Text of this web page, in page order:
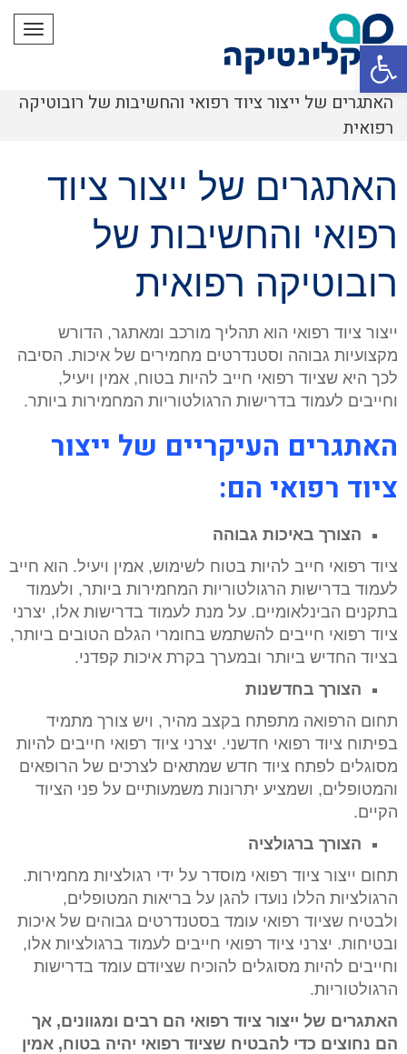
פתח סרגל נגישות
האתגרים של ייצור ציוד רפואי והחשיבות של רובוטיקה
רפואית
האתגרים של ייצור ציוד
רפואי והחשיבות של
רובוטיקה רפואית
ייצור ציוד רפואי הוא תהליך מורכב ומאתגר, הדורש
מקצועיות גבוהה וסטנדרטים מחמירים של איכות. הסיבה
לכך היא שציוד רפואי חייב להיות בטוח, אמין ויעיל,
וחייבים לעמוד בדרישות הרגולטוריות המחמירות ביותר.
האתגרים העיקריים של ייצור
ציוד רפואי הם:
הצורך באיכות גבוהה
ציוד רפואי חייב להיות בטוח לשימוש, אמין ויעיל. הוא חייב
לעמוד בדרישות הרגולטוריות המחמירות ביותר, ולעמוד
בתקנים הבינלאומיים. על מנת לעמוד בדרישות אלו, יצרני
ציוד רפואי חייבים להשתמש בחומרי הגלם הטובים ביותר,
בציוד החדיש ביותר ובמערך בקרת איכות קפדני.
הצורך בחדשנות
תחום הרפואה מתפתח בקצב מהיר, ויש צורך מתמיד
בפיתוח ציוד רפואי חדשני. יצרני ציוד רפואי חייבים להיות
מסוגלים לפתח ציוד חדש שמתאים לצרכים של הרופאים
והמטופלים, ושמציע יתרונות משמעותיים על פני הציוד
הקיים.
הצורך ברגולציה
תחום ייצור ציוד רפואי מוסדר על ידי רגולציות מחמירות.
הרגולציות הללו נועדו להגן על בריאות המטופלים,
ולבטיח שציוד רפואי עומד בסטנדרטים גבוהים של איכות
ובטיחות. יצרני ציוד רפואי חייבים לעמוד ברגולציות אלו,
וחייבים להיות מסוגלים להוכיח שציודם עומד בדרישות
הרגולטוריות.
האתגרים של ייצור ציוד רפואי הם רבים ומגוונים, אך
הם נחוצים כדי להבטיח שציוד רפואי יהיה בטוח, אמין